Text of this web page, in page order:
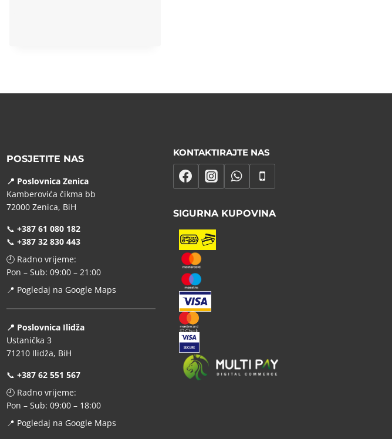
POSJETITE NAS
📍 Poslovnica Zenica
Kamberovića čikma bb
72000 Zenica, BiH
📞 +387 61 080 182
📞 +387 32 830 443
🕘 Radno vrijeme:
Pon – Sub: 09:00 – 21:00
📍 Pogledaj na Google Maps
📍 Poslovnica Ilidža
Ustanička 3
71210 Ilidža, BiH
📞 +387 62 551 567
🕘 Radno vrijeme:
Pon – Sub: 09:00 – 18:00
📍 Pogledaj na Google Maps
KONTAKTIRAJTE NAS
SIGURNA KUPOVINA